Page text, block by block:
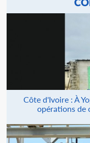
Côte d'Ivoire : À
opérations de